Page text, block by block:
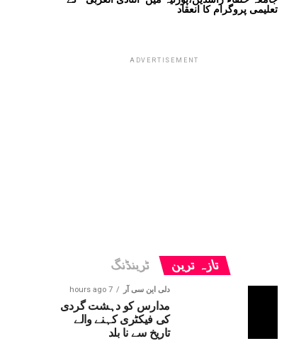
تعلیمی پروگرام کا انعقاد
ADVERTISEMENT
تازہ ترین ٹرینڈنگ
دلی این سی آر 7 hours ago
مدارس کو دہشت گردی
کی فیکٹری کہنے والے
تاریخ سے نا بلد